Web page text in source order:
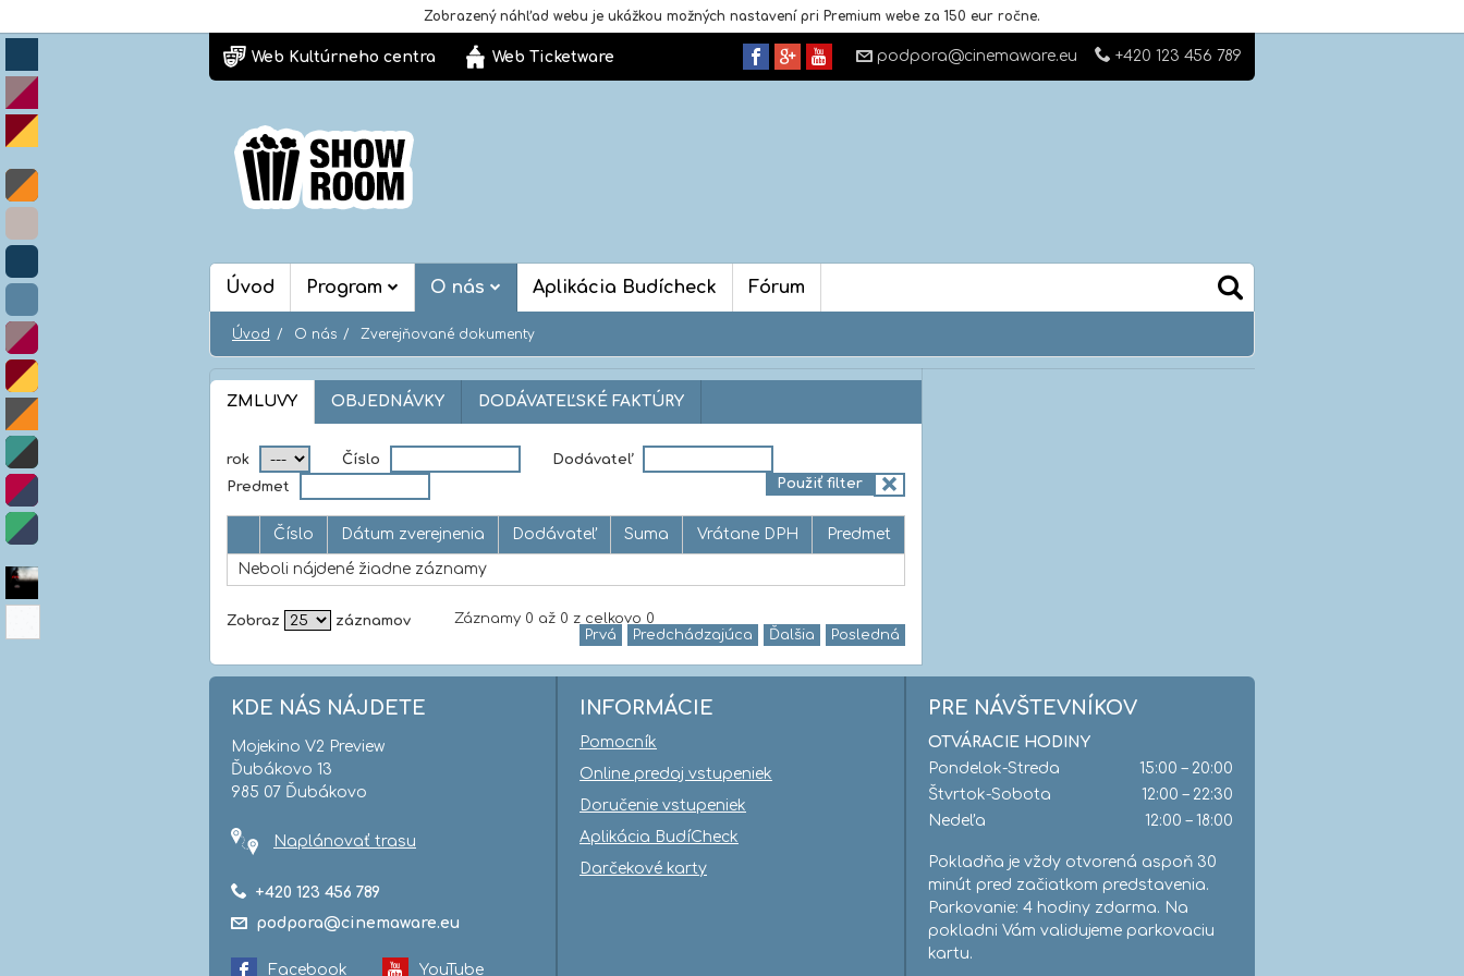
Zobrazený náhľad webu je ukážkou možných nastavení pri Premium webe za 150 eur ročne.
Web Kultúrneho centra Web Ticketware podpora@cinemaware.eu +420 123 456 789
Úvod Program O nás Aplikácia Budícheck Fórum
Úvod O nás Zverejňované dokumenty
ZMLUVY OBJEDNÁVKY DODÁVATEĽSKÉ FAKTÚRY
ODBERATEĽSKÉ FAKTÚRY ROZPOČET
rok Číslo
Dodávateľ
Predmet
Použiť filter
Číslo Dátum zverejnenia Dodávateľ Suma Vrátane DPH Predmet
Neboli nájdené žiadne záznamy
Zobraz záznamov
Záznamy 0 až 0 z celkovo 0
Prvá
Predchádzajúca Ďalšia Posledná
KDE NÁS NÁJDETE
Mojekino V2 Preview
Ďubákovo 13
985 07 Ďubákovo
Naplánovať trasu
+420 123 456 789
podpora@cinemaware.eu
Facebook YouTube
INFORMÁCIE
Pomocník
Online predaj vstupeniek
Doručenie vstupeniek
Aplikácia BudíCheck
Darčekové karty
PRE NÁVŠTEVNÍKOV
OTVÁRACIE HODINY
Pondelok-Streda
15:00 – 20:00
Štvrtok-Sobota
12:00 – 22:30
Nedeľa
12:00 – 18:00
Pokladňa je vždy otvorená aspoň 30
minút pred začiatkom predstavenia.
Parkovanie: 4 hodiny zdarma. Na
pokladni Vám validujeme parkovaciu
kartu.